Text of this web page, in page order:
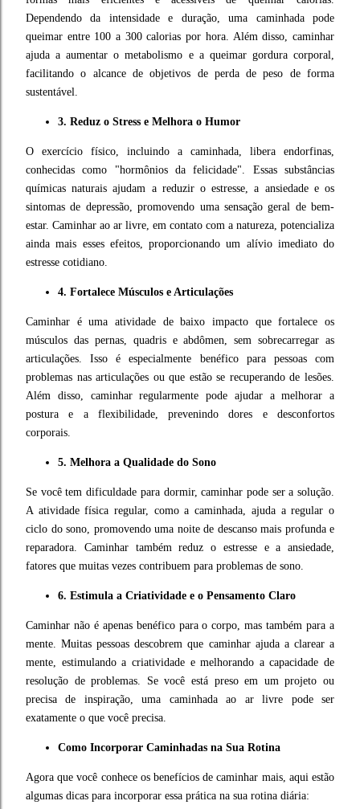
Dependendo da intensidade e duração, uma caminhada pode
queimar entre 100 a 300 calorias por hora. Além disso, caminhar
ajuda a aumentar o metabolismo e a queimar gordura corporal,
facilitando o alcance de objetivos de perda de peso de forma
sustentável.
3. Reduz o Stress e Melhora o Humor
O exercício físico, incluindo a caminhada, libera endorfinas,
conhecidas como "hormônios da felicidade". Essas substâncias
químicas naturais ajudam a reduzir o estresse, a ansiedade e os
sintomas de depressão, promovendo uma sensação geral de bem-
estar. Caminhar ao ar livre, em contato com a natureza, potencializa
ainda mais esses efeitos, proporcionando um alívio imediato do
estresse cotidiano.
4. Fortalece Músculos e Articulações
Caminhar é uma atividade de baixo impacto que fortalece os
músculos das pernas, quadris e abdômen, sem sobrecarregar as
articulações. Isso é especialmente benéfico para pessoas com
problemas nas articulações ou que estão se recuperando de lesões.
Além disso, caminhar regularmente pode ajudar a melhorar a
postura e a flexibilidade, prevenindo dores e desconfortos
corporais.
5. Melhora a Qualidade do Sono
Se você tem dificuldade para dormir, caminhar pode ser a solução.
A atividade física regular, como a caminhada, ajuda a regular o
ciclo do sono, promovendo uma noite de descanso mais profunda e
reparadora. Caminhar também reduz o estresse e a ansiedade,
fatores que muitas vezes contribuem para problemas de sono.
6. Estimula a Criatividade e o Pensamento Claro
Caminhar não é apenas benéfico para o corpo, mas também para a
mente. Muitas pessoas descobrem que caminhar ajuda a clarear a
mente, estimulando a criatividade e melhorando a capacidade de
resolução de problemas. Se você está preso em um projeto ou
precisa de inspiração, uma caminhada ao ar livre pode ser
exatamente o que você precisa.
Como Incorporar Caminhadas na Sua Rotina
Agora que você conhece os benefícios de caminhar mais, aqui estão
algumas dicas para incorporar essa prática na sua rotina diária: